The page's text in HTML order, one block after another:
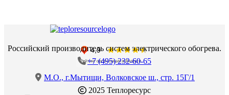
Российский производитель систем электрического обогрева.
+7 (495) 232-60-65
М.О., г.Мытищи, Волковское ш., стр. 15Г/1
2025 Теплоресурс